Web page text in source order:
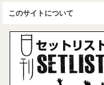
このサイトについて